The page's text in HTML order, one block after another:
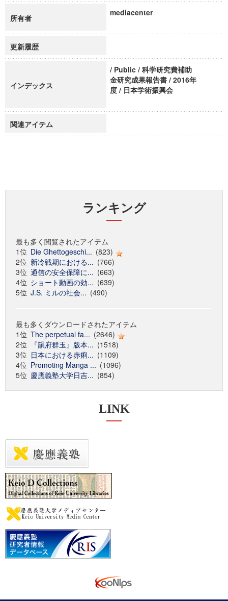
所有者
mediacenter
更新履歴
インデックス
/ Public / 科学研究費補助
金研究成果報告書 / 2016年
度 / 日本学術振興会
関連アイテム
ランキング
最も多く閲覧されたアイテム
1位 Die Ghettogeschi... (823)
2位 新冷戦期における... (766)
3位 通信の安全保障に... (663)
4位 ショート動画の効... (639)
5位 J.S. ミルの社会... (490)
最も多くダウンロードされたアイテム
1位 The perpetual fa... (2646)
2位
『韻府群玉』版本... (1518)
3位 日本における赤痢... (1109)
4位 Promoting Manga ... (1096)
5位 慶應義塾大学日吉... (854)
LINK